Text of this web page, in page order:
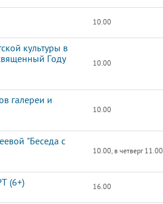
10.00
культуры в
Году
10.00
галереи и
10.00
"Беседа с
10.00, в четверг 11.00
(6+) 16.00